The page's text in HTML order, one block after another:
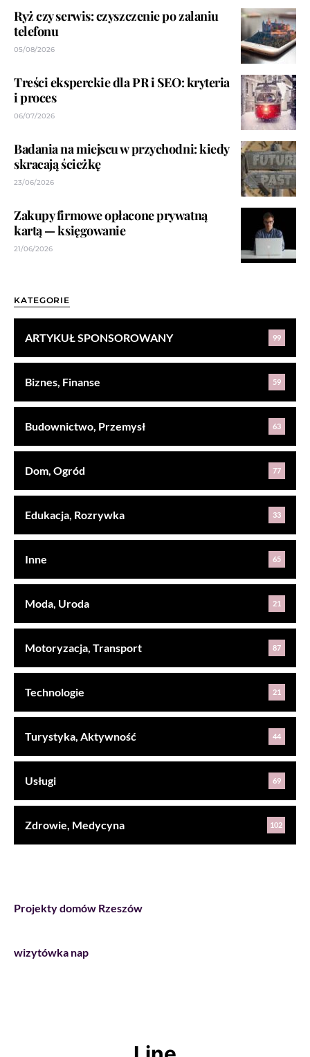
Ryż czy serwis: czyszczenie po zalaniu
telefonu
05/08/2026
Treści eksperckie dla PR i SEO: kryteria
i proces
06/07/2026
Badania na miejscu w przychodni: kiedy
skracają ścieżkę
23/06/2026
Zakupy firmowe opłacone prywatną
kartą — księgowanie
21/06/2026
KATEGORIE
ARTYKUŁ SPONSOROWANY 99
Biznes, Finanse 59
Budownictwo, Przemysł 63
Dom, Ogród 77
Edukacja, Rozrywka 33
Inne 65
Moda, Uroda 21
Motoryzacja, Transport 87
Technologie 21
Turystyka, Aktywność 44
Usługi 69
Zdrowie, Medycyna 102
Projekty domów Rzeszów
wizytówka nap